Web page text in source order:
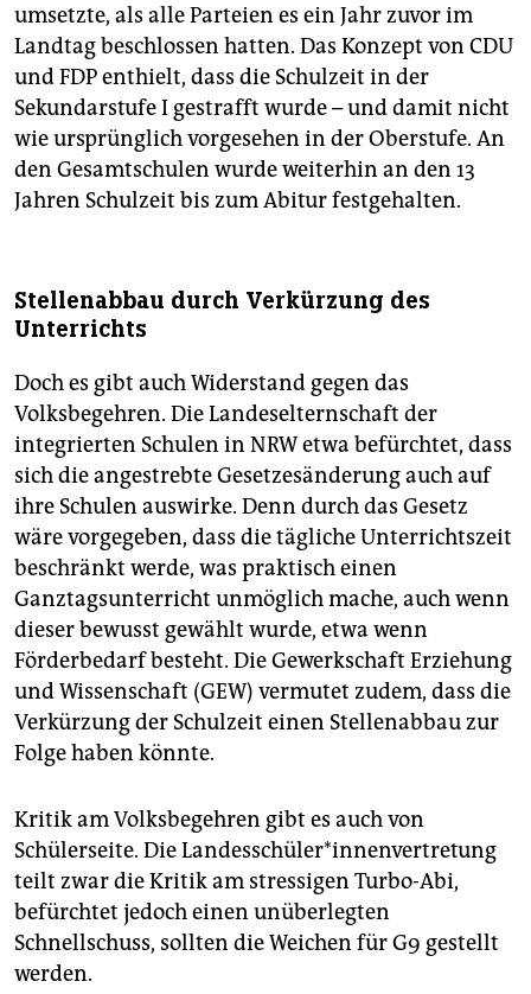
umsetzte, als alle Parteien es ein Jahr zuvor im
Landtag beschlossen hatten. Das Konzept von CDU
und FDP enthielt, dass die Schulzeit in der
Sekundarstufe I gestrafft wurde – und damit nicht
wie ursprünglich vorgesehen in der Oberstufe. An
den Gesamtschulen wurde ­weiterhin an den 13
Jahren Schulzeit bis zum Abitur festgehalten.
Stellenabbau durch Verkürzung des
Unterrichts
Doch es gibt auch Widerstand gegen das
Volksbegehren. Die Landeselternschaft der
integrierten Schulen in NRW etwa befürchtet, dass
sich die angestrebte Gesetzesänderung auch auf
ihre Schulen auswirke. Denn durch das Gesetz
wäre vorgegeben, dass die tägliche Unterrichtszeit
beschränkt werde, was praktisch einen
Ganztagsunterricht unmöglich mache, auch wenn
dieser bewusst gewählt wurde, etwa wenn
Förderbedarf besteht. Die Gewerkschaft Erziehung
und Wissenschaft (GEW) vermutet zudem, dass die
Verkürzung der Schulzeit einen Stellenabbau zur
Folge haben könnte.
Kritik am Volksbegehren gibt es auch von
Schülerseite. Die Landesschüler*innenvertretung
teilt zwar die Kritik am stressigen Turbo-Abi,
befürchtet jedoch einen unüberlegten
Schnellschuss, sollten die Weichen für G9 gestellt
werden.